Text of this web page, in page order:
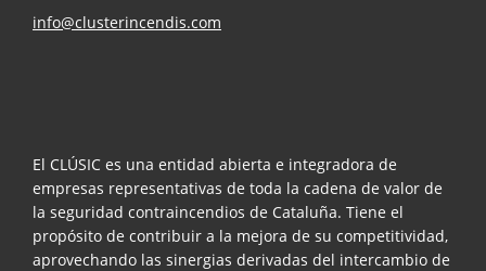
info@clusterincendis.com
El CLÚSIC es una entidad abierta e integradora de
empresas representativas de toda la cadena de valor de
la seguridad contraincendios de Cataluña. Tiene el
propósito de contribuir a la mejora de su competitividad,
aprovechando las sinergias derivadas del intercambio de